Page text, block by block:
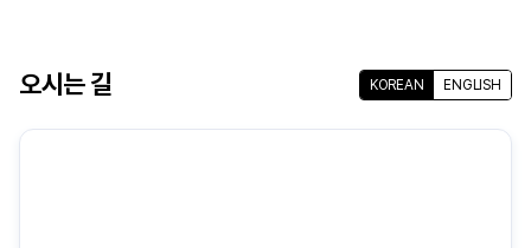
오시는 길 KOREAN ENGLISH